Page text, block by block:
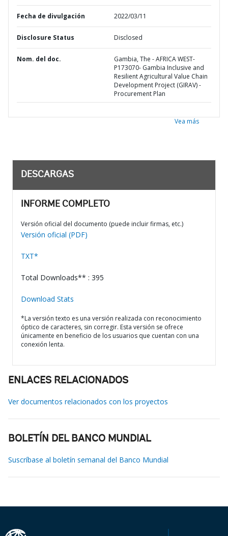
Fecha de divulgación 2022/03/11
Disclosure Status Disclosed
Nom. del doc.
Gambia, The - AFRICA WEST-
P173070- Gambia Inclusive and
Resilient Agricultural Value Chain
Development Project (GIRAV) -
Procurement Plan
Vea más
DESCARGAS
INFORME COMPLETO
Versión oficial del documento (puede incluir firmas, etc.)
Versión oficial (PDF)
TXT*
Total Downloads** : 395
Download Stats
*La versión texto es una versión realizada con reconocimiento
óptico de caracteres, sin corregir. Esta versión se ofrece
únicamente en beneficio de los usuarios que cuentan con una
conexión lenta.
ENLACES RELACIONADOS
Ver documentos relacionados con los proyectos
BOLETÍN DEL BANCO MUNDIAL
Suscríbase al boletín semanal del Banco Mundial